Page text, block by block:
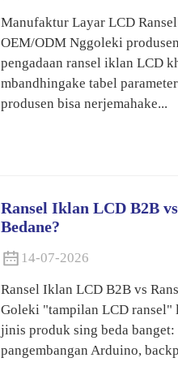
Manufaktur Layar LCD
OEM/ODM Nggoleki
pengadaan ransel iklan LCD
mbandhingake tabel
produsen bisa nerjemahake...
Ransel Iklan LCD B2B
Bedane?
14-07-2026
Ransel Iklan LCD B2B vs
Goleki "tampilan LCD ransel"
jinis produk sing beda
pangembangan Arduino,